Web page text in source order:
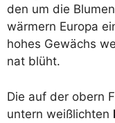
den um die
wär­mern Euro­pa
hohes Gewächs
nat blüht.
Die auf der obern
untern weiß­lich­ten